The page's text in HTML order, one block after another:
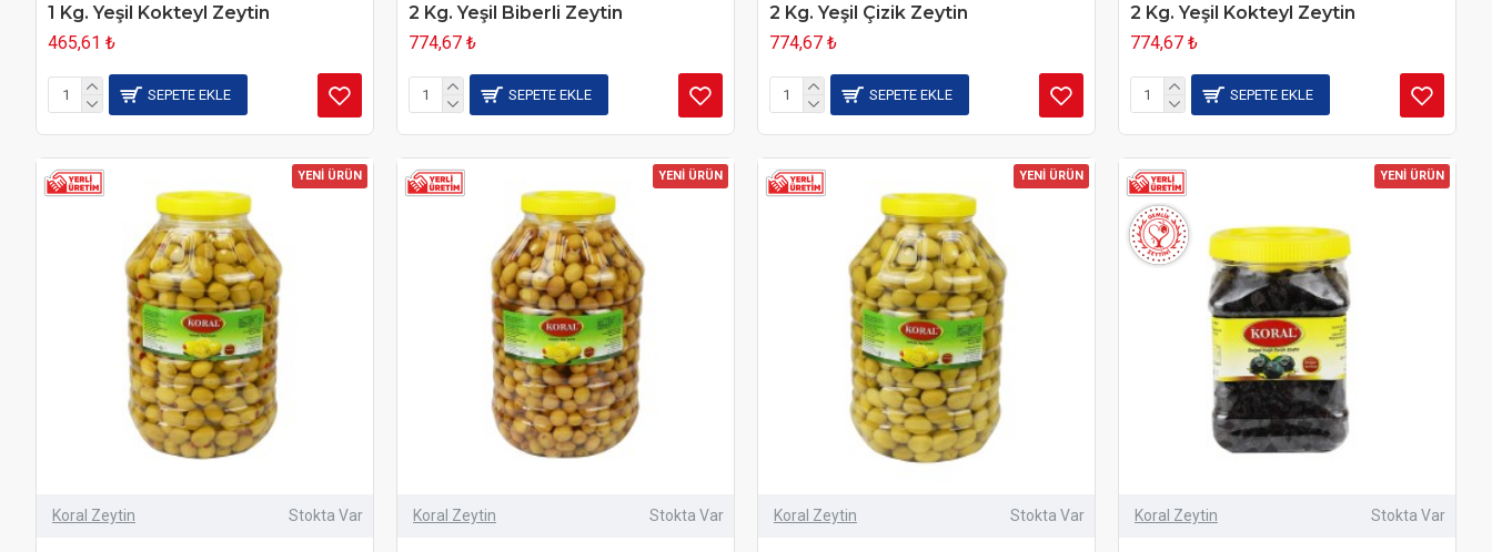
1 Kg. Yeşil Kokteyl Zeytin
465,61 ₺
SEPETE EKLE
2 Kg. Yeşil Biberli Zeytin
774,67 ₺
SEPETE EKLE
2 Kg. Yeşil Çizik Zeytin
774,67 ₺
SEPETE EKLE
2 Kg. Yeşil Kokteyl Zeytin
774,67 ₺
SEPETE EKLE
YENİ ÜRÜN
Koral Zeytin Stokta Var
YENİ ÜRÜN
Koral Zeytin Stokta Var
YENİ ÜRÜN
Koral Zeytin Stokta Var
YENİ ÜRÜN
Koral Zeytin Stokta Var